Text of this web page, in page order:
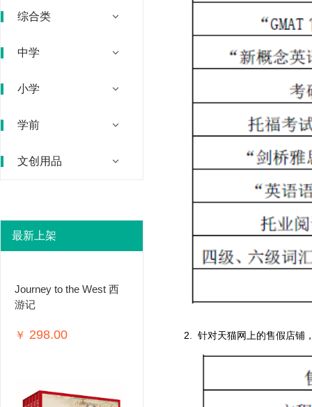
综合类
中学
小学
学前
文创用品
最新上架
Journey to the West 西
游记
￥ 298.00 2. 针对天猫网上的售假店铺